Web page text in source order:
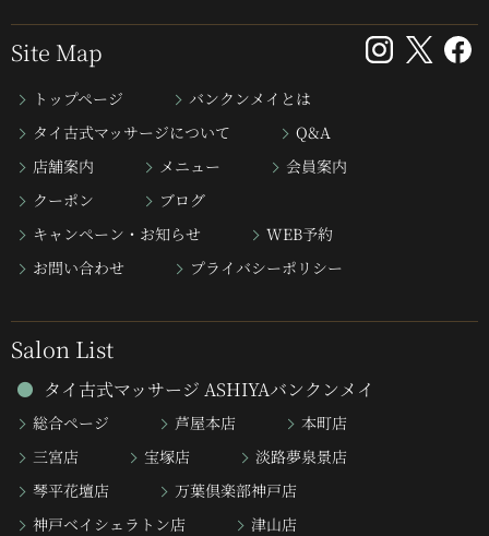
Site Map
トップページ
バンクンメイとは
タイ古式マッサージについて
Q&A
店舗案内
メニュー
会員案内
クーポン
ブログ
キャンペーン・お知らせ
WEB予約
お問い合わせ
プライバシーポリシー
Salon List
タイ古式マッサージ ASHIYAバンクンメイ
総合ページ 芦屋本店
本町店
三宮店
宝塚店
淡路夢泉景店
琴平花壇店
万葉倶楽部神戸店
神戸ベイシェラトン店
津山店